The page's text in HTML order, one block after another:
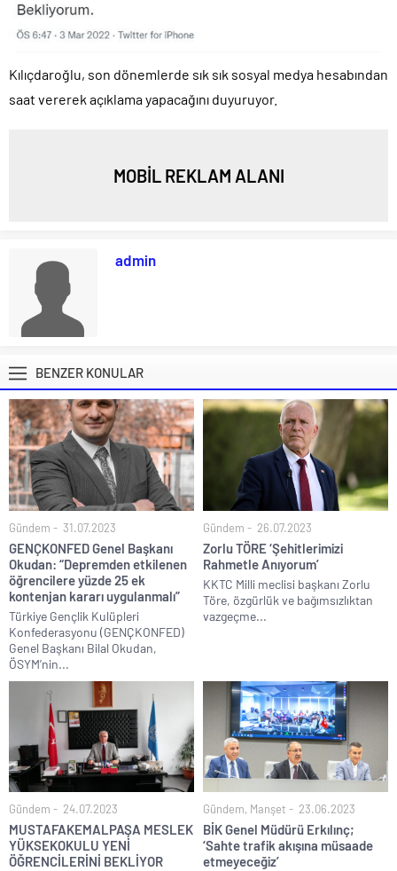
Kılıçdaroğlu, son dönemlerde sık sık sosyal medya hesabından
saat vererek açıklama yapacağını duyuruyor.
MOBİL REKLAM ALANI
admin
BENZER KONULAR
Gündem 31.07.2023
GENÇKONFED Genel Başkanı
Okudan: “Depremden etkilenen
öğrencilere yüzde 25 ek
kontenjan kararı uygulanmalı”
Türkiye Gençlik Kulüpleri
Konfederasyonu (GENÇKONFED)
Genel Başkanı Bilal Okudan,
ÖSYM’nin...
Gündem 26.07.2023
Zorlu TÖRE ‘Şehitlerimizi
Rahmetle Anıyorum’
KKTC Milli meclisi başkanı Zorlu
Töre, özgürlük ve bağımsızlıktan
vazgeçme...
Gündem 24.07.2023
MUSTAFAKEMALPAŞA MESLEK
YÜKSEKOKULU YENİ
ÖĞRENCİLERİNİ BEKLİYOR
Gündem, Manşet 23.06.2023
BİK Genel Müdürü Erkılınç;
‘Sahte trafik akışına müsaade
etmeyeceğiz’